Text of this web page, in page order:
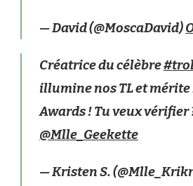
— David (@MoscaDavid)
Créatrice du célèbre
illumine nos TL et mérite
Awards ! Tu veux vérifier
@Mlle_Geekette
— Kristen S.